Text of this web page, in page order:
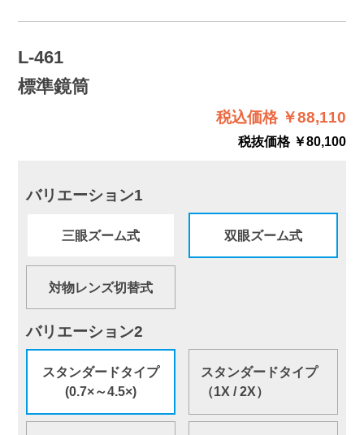
L-461
標準鏡筒
税込価格 ￥88,110
税抜価格 ￥80,100
バリエーション1
三眼ズーム式 双眼ズーム式
対物レンズ切替式
バリエーション2
スタンダードタイプ
(0.7×～4.5×)
スタンダードタイプ
（1X / 2X）